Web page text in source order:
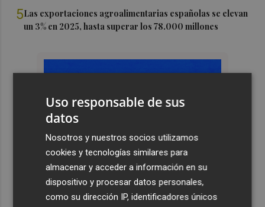
5Las exportaciones agroalimentarias españolas se elevan
un 3% en 2025, hasta superar los 78.000 millones
Uso responsable de sus
datos
Nosotros y nuestros socios utilizamos
cookies y tecnologías similares para
almacenar y acceder a información en su
dispositivo y procesar datos personales,
como su dirección IP, identificadores únicos